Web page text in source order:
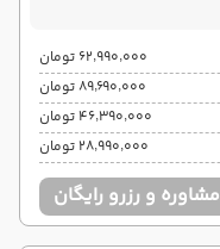
۶۲٬۹۹۰٬۰۰۰ تومان
۸۹٬۶۹۰٬۰۰۰ تومان
۴۶٬۳۹۰٬۰۰۰ تومان
۲۸٬۹۹۰٬۰۰۰ تومان
مشاوره و رزرو رایگان